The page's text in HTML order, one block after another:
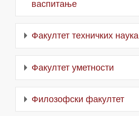
васпитање
Факултет техничких наука
Факултет уметности
Филозофски факултет